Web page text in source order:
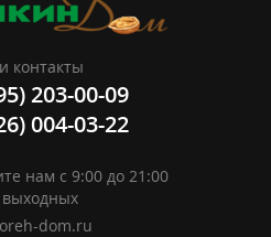
контакты
203-00-09
004-03-22
нам с 9:00 до 21:00
выходных
dom.ru